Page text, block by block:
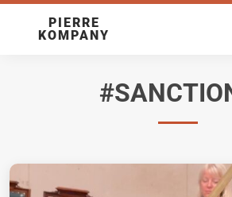
PIERRE
KOMPANY